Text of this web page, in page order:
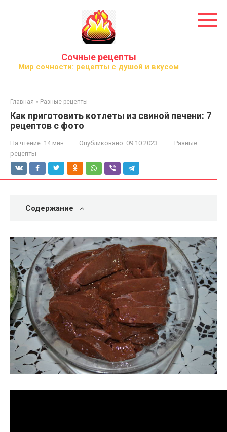
Сочные рецепты
Мир сочности: рецепты с душой и вкусом
Главная » Разные рецепты
Как приготовить котлеты из свиной печени: 7
рецептов с фото
На чтение: 14 мин Опубликовано: 09.10.2023
Разные
рецепты
Содержание